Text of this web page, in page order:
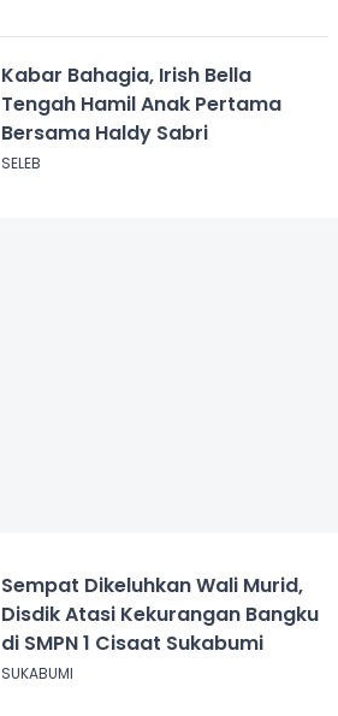
Kabar Bahagia, Irish Bella
Tengah Hamil Anak Pertama
Bersama Haldy Sabri
SELEB
Sempat Dikeluhkan Wali Murid,
Disdik Atasi Kekurangan Bangku
di SMPN 1 Cisaat Sukabumi
SUKABUMI